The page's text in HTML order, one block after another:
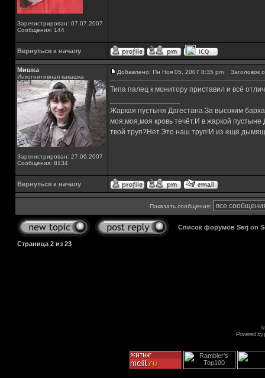
Зарегистрирован: 07.07.2007
Сообщения: 144
Вернуться к началу
Мишка
Инкогнитивная какашка
Зарегистрирован: 27.06.2007
Сообщения: 8134
Добавлено: Пн Ноя 05, 2007 8:35 pm Заголовок
Типа палец к монитору приставил и всё
Жаркая пустыня Дагестана.За высоким
моя,моя,моя кровь течёт.И в жаркой
твой труп?Нет.Это наш труп!И из ещё
Вернуться к началу
Показать сообщения:
Список форумов Serj on
Страница 2 из 23
Powered by